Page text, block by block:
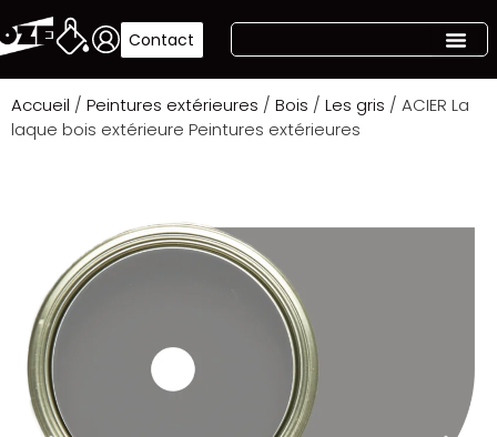
Contact
Accueil / Peintures extérieures / Bois / Les gris / ACIER La
laque bois extérieure Peintures extérieures